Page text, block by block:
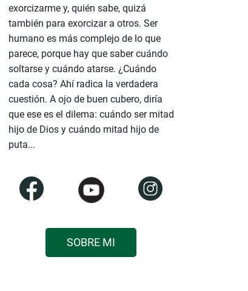
exorcizarme y, quién sabe, quizá
también para exorcizar a otros. Ser
humano es más complejo de lo que
parece, porque hay que saber cuándo
soltarse y cuándo atarse. ¿Cuándo
cada cosa? Ahí radica la verdadera
cuestión. A ojo de buen cubero, diría
que ese es el dilema: cuándo ser mitad
hijo de Dios y cuándo mitad hijo de
puta...
SOBRE MI